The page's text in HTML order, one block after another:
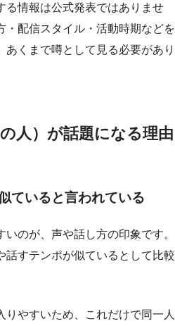
る情報は公式発表ではありませ
・配信スタイル・活動時期などを
あくまで噂として見る必要があり
人）が話題になる理由
ていると言われている
のが、声や話し方の印象です。
話すテンポが似ているとして比較
りやすいため、これだけで同一人